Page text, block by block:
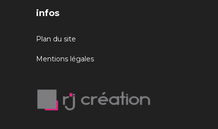
infos
Plan du site
Mentions légales